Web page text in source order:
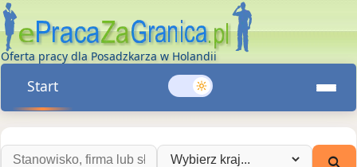
Oferta pracy dla Posadzkarza w Holandii
Start
Szukaj ofert pracy: Wybierz kraj: